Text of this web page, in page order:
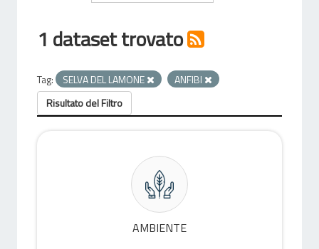
1 dataset trovato
Tag: SELVA DEL LAMONE
ANFIBI
Risultato del Filtro
AMBIENTE